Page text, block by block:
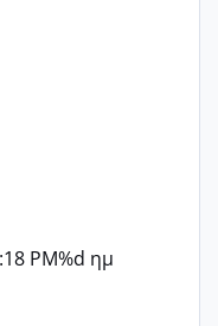
PM%d ημ
και ανεμελιά